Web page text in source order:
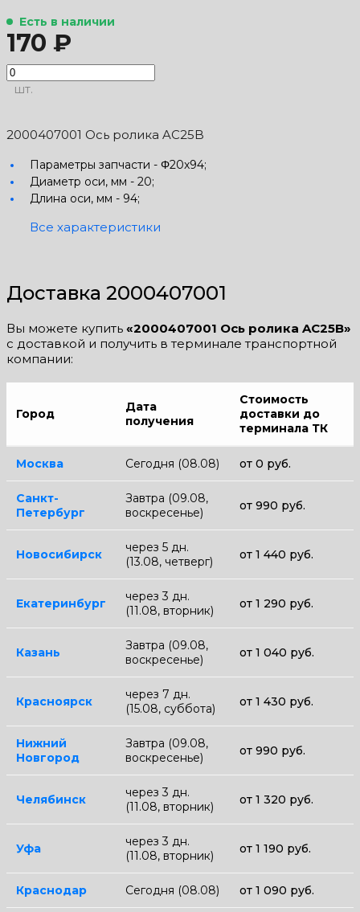
Есть в наличии
170 ₽
шт.
2000407001 Ось ролика AC25B
Параметры запчасти - Φ20x94;
Диаметр оси, мм - 20;
Длина оси, мм - 94;
Все характеристики
Доставка 2000407001
Вы можете купить «2000407001 Ось ролика AC25B»
с доставкой и получить в терминале транспортной
компании:
Город
Дата
получения
Стоимость
доставки до
терминала ТК
Москва Сегодня (08.08) от 0 руб.
Санкт-
Петербург
Завтра (09.08,
воскресенье)
от 990 руб.
Новосибирск
через 5 дн.
(13.08, четверг)
от 1 440 руб.
Екатеринбург
через 3 дн.
(11.08, вторник)
от 1 290 руб.
Казань
Завтра (09.08,
воскресенье)
от 1 040 руб.
Красноярск
через 7 дн.
(15.08, суббота)
от 1 430 руб.
Нижний
Новгород
Завтра (09.08,
воскресенье)
от 990 руб.
Челябинск
через 3 дн.
(11.08, вторник)
от 1 320 руб.
Уфа
через 3 дн.
(11.08, вторник)
от 1 190 руб.
Краснодар Сегодня (08.08) от 1 090 руб.